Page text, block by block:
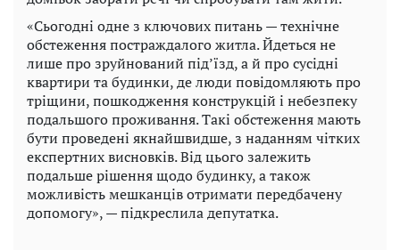
«Сьогодні одне з ключових питань — технічне
обстеження постраждалого житла. Йдеться не
лише про зруйнований під’їзд, а й про сусідні
квартири та будинки, де люди повідомляють про
тріщини, пошкодження конструкцій і небезпеку
подальшого проживання. Такі обстеження мають
бути проведені якнайшвидше, з наданням чітких
експертних висновків. Від цього залежить
подальше рішення щодо будинку, а також
можливість мешканців отримати передбачену
допомогу», — підкреслила депутатка.